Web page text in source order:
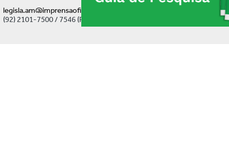
legisla.am@imprensaoficial.am.gov.br
(92) 2101-7500 / 7546 (Ramal)